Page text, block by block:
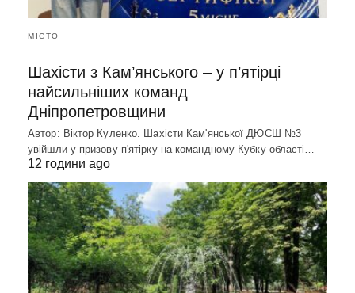
МІСТО
Шахісти з Кам’янського – у п’ятірці
найсильніших команд
Дніпропетровщини
Автор: Віктор Куленко. Шахісти Кам'янської ДЮСШ №3
увійшли у призову п'ятірку на командному Кубку області…
12 години ago